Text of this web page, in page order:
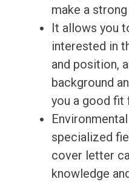
make a
It allows you
interested in
and position,
background
you a good fit
specialized
cover letter
knowledge